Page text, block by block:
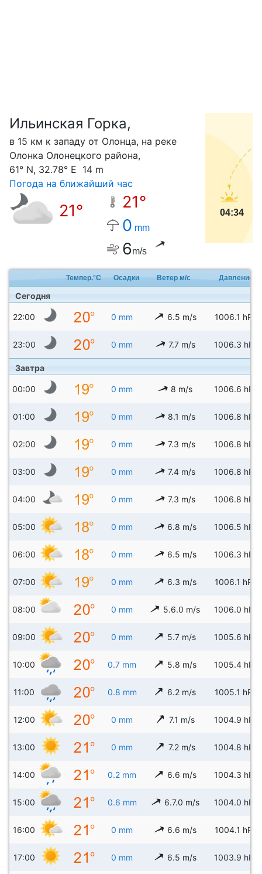
Ильинская Горка,
в 15 км к западу от Олонца, на реке
Олонка Олонецкого района,
61° N, 32.78° E 14 m
Погода на ближайший час
21°
21°
0 mm
6m/s
04:34
Темпер.°C Осадки Ветер м/с Давление
Сегодня
22:00 0 mm 6.5 m/s 1006.1 hPa
23:00 0 mm 7.7 m/s 1006.3 hPa
Завтра
00:00 0 mm 8 m/s 1006.6 hPa
01:00 0 mm 8.1 m/s 1006.8 hPa
02:00 0 mm 7.3 m/s 1006.8 hPa
03:00 0 mm 7.4 m/s 1006.8 hPa
04:00 0 mm 7.3 m/s 1006.8 hPa
05:00 0 mm 6.8 m/s 1006.5 hPa
06:00 0 mm 6.5 m/s 1006.3 hPa
07:00 0 mm 6.3 m/s 1006.1 hPa
08:00 0 mm 5.6.0 m/s 1006.0 hPa
09:00 0 mm 5.7 m/s 1005.6 hPa
10:00 0.7 mm 5.8 m/s 1005.4 hPa
11:00 0.8 mm 6.2 m/s 1005.1 hPa
12:00 0 mm 7.1 m/s 1004.9 hPa
13:00 0 mm 7.2 m/s 1004.8 hPa
14:00 0.2 mm 6.6 m/s 1004.3 hPa
15:00 0.6 mm 6.7.0 m/s 1004.0 hPa
16:00 0 mm 6.6 m/s 1004.1 hPa
17:00 0 mm 6.5 m/s 1003.9 hPa